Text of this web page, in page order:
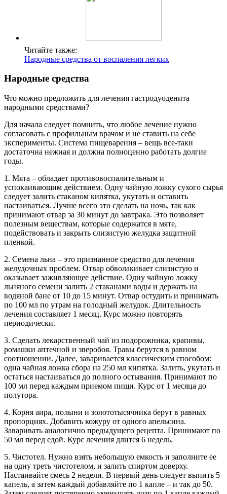
Читайте также:
Народные средства от воспаления легких
Народные средства
Что можно предложить для лечения гастродуоденита
народными средствами?
Для начала следует помнить, что любое лечение нужно
согласовать с профильным врачом и не ставить на себе
эксперименты. Система пищеварения – вещь все-таки
достаточна нежная и должна полноценно работать долгие
годы.
1. Мята – обладает противовоспалительным и
успокаивающим действием. Одну чайную ложку сухого сырья
следует залить стаканом кипятка, укутать и оставить
настаиваться. Лучше всего это сделать на ночь, так как
принимают отвар за 30 минут до завтрака. Это позволяет
полезным веществам, которые содержатся в мяте,
подействовать и закрыть слизистую желудка защитной
пленкой.
2. Семена льна – это признанное средство для лечения
желудочных проблем. Отвар обволакивает слизистую и
оказывает заживляющее действие. Одну чайную ложку
льняного семени залить 2 стаканами воды и держать на
водяной бане от 10 до 15 минут. Отвар остудить и принимать
по 100 мл по утрам на голодный желудок. Длительность
лечения составляет 1 месяц. Курс можно повторять
периодически.
3. Сделать лекарственный чай из подорожника, крапивы,
ромашки аптечной и зверобоя. Травы берутся в равном
соотношении. Далее, заваривается классическим способом:
одна чайная ложка сбора на 250 мл кипятка. Залить, укутать и
остаться настаиваться до полного остывания. Принимают по
100 мл перед каждым приемом пищи. Курс от 1 месяца до
полутора.
4. Корня аира, полыни и золототысячника берут в равных
пропорциях. Добавить кожуру от одного апельсина.
Заваривать аналогично предыдущего рецепта. Принимают по
50 мл перед едой. Курс лечения длится 6 недель.
5. Чистотел. Нужно взять небольшую емкость и заполните ее
на одну треть чистотелом, и залить спиртом доверху.
Настаивайте смесь 2 недели. В первый день следует выпить 5
капель, а затем каждый добавляйте по 1 капле – и так до 50.